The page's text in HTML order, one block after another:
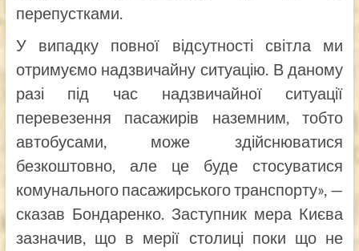
перепустками.
У випадку повної відсутності світла ми
отримуємо надзвичайну ситуацію. В даному
разі під час надзвичайної ситуації
перевезення пасажирів наземним, тобто
автобусами, може здійснюватися
безкоштовно, але це буде стосуватися
комунального пасажирського транспорту», —
сказав Бондаренко. Заступник мера Києва
зазначив, що в мерії столиці поки що не